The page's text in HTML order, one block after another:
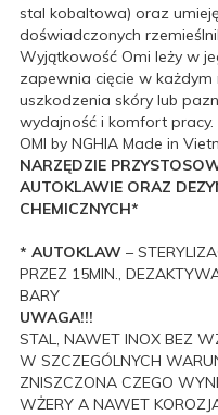
stal kobaltowa) oraz
doświadczonych
Wyjątkowość Omi leży w
zapewnia cięcie w
uszkodzenia skóry lub
wydajność i komfort pracy.
OMI by NGHIA Made in
NARZĘDZIE
AUTOKLAWIE ORAZ
CHEMICZNYCH*
* AUTOKLAW –
PRZEZ 15MIN.,
BARY
UWAGA!!!
STAL, NAWET INOX BEZ
W SZCZEGÓLNYCH
ZNISZCZONA CZEGO
WŻERY A NAWET